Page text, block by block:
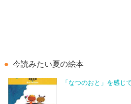
今読みたい夏の絵本
「なつのおと」を感じ